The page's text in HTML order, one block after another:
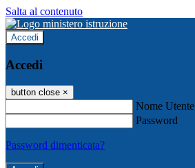
Salta al contenuto
Accedi
Accedi
button close ×
Nome Utente
Password
Password dimenticata?